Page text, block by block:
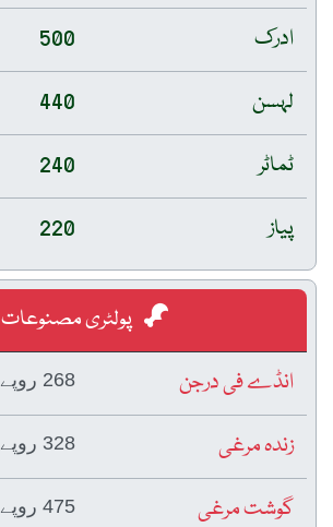
ادرک
500
لہسن
440
ٹماٹر
240
پیاز
220
پولٹری مصنوعات
انڈے فی درجن
268 روپے
زندہ مرغی 328 روپے
گوشت مرغی 475 روپے